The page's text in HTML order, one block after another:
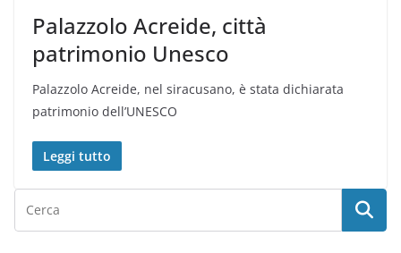
Palazzolo Acreide, città
patrimonio Unesco
Palazzolo Acreide, nel siracusano, è stata dichiarata
patrimonio dell’UNESCO
Leggi tutto